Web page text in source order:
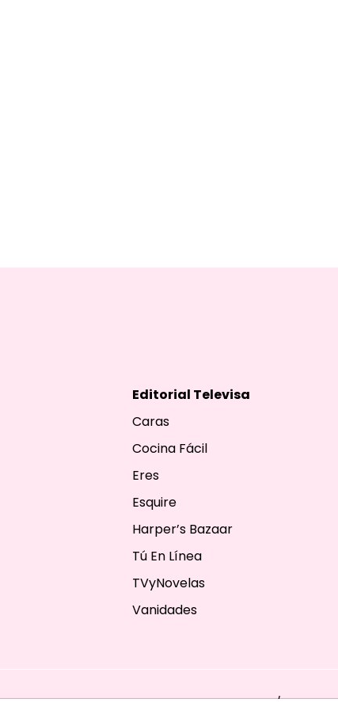
Editorial Televisa
Caras
Cocina Fácil
Eres
Esquire
Harper’s Bazaar
Tú En Línea
TVyNovelas
Vanidades
TBG - EDITORIAL TELEVISA - LIFESTYLES - BEAUTY / FASHION